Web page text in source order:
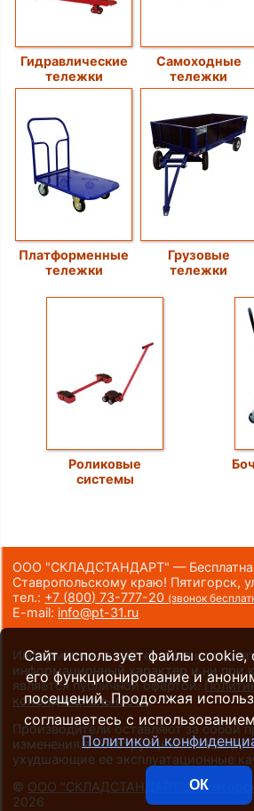
Гидравлические
тележки
Самоходные
тележки
Платформенные
тележки
Грузовые
тележки
Роликовые
системы
ООО "СКЛАДСТАНДАРТ" —
Ставропольскому краю! Пятигорск,
тел.: +7 (800) 73-777-20 (звонок
E-mail: info@pt-31.ru
Информация на сайте носит
информационный характер и ни при
является публичной офертой.
конфиденциальности.
Производители оставляют за собой
изменения в конструкцию и внешний
ухудшающие ее эксплуатационные
© ООО "СКЛАДСТАНДАРТ",
2026
Сайт использует файлы
его функционирование и
посещений. Продолжая
соглашаетесь с
Политикой
ОК